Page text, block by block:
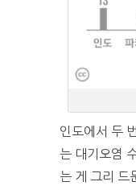
인도에서 두
는 대기오염
는 게 그리 드